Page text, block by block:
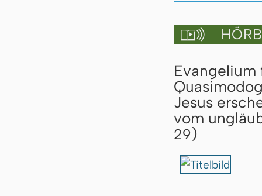

Jesus
vom
29)